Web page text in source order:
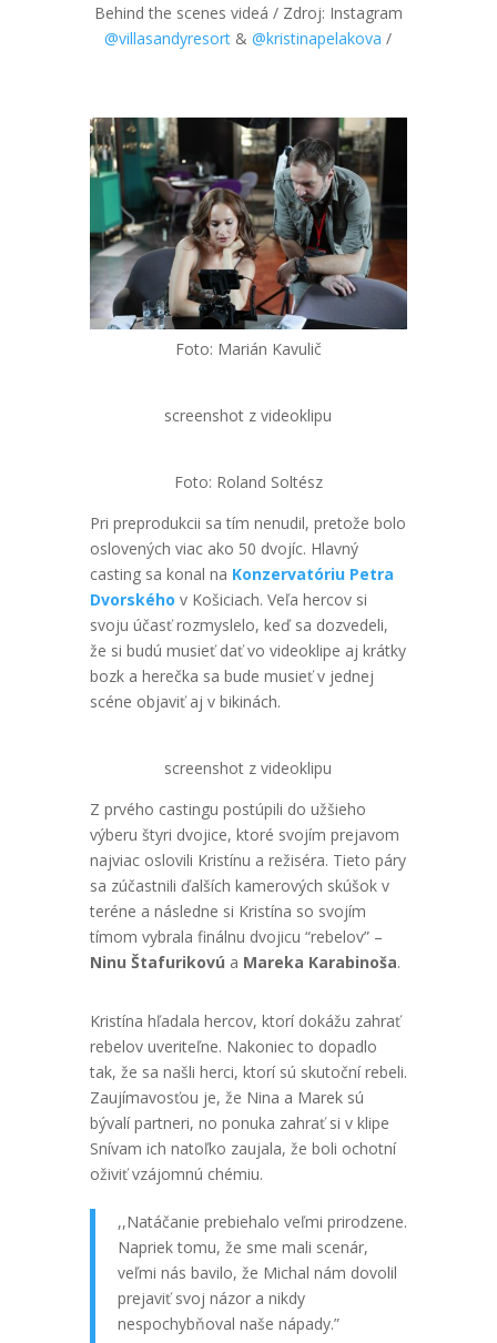
Behind the scenes videá / Zdroj: Instagram
@villasandyresort &@kristinapelakova /
Foto: Marián Kavulič
screenshot z videoklipu
Foto: Roland Soltész
Pri preprodukcii sa tím nenudil, pretože bolo
oslovených viac ako 50 dvojíc. Hlavný
casting sa konal na Konzervatóriu Petra
Dvorského v Košiciach. Veľa hercov si
svoju účasť rozmyslelo, keď sa dozvedeli,
že si budú musieť dať vo videoklipe aj krátky
bozk a herečka sa bude musieť v jednej
scéne objaviť aj v bikinách.
screenshot z videoklipu
Z prvého castingu postúpili do užšieho
výberu štyri dvojice, ktoré svojím prejavom
najviac oslovili Kristínu a režiséra. Tieto páry
sa zúčastnili ďalších kamerových skúšok v
teréne a následne si Kristína so svojím
tímom vybrala finálnu dvojicu “rebelov” –
Ninu Štafurikovú a Mareka Karabinoša.
Kristína hľadala hercov, ktorí dokážu zahrať
rebelov uveriteľne. Nakoniec to dopadlo
tak, že sa našli herci, ktorí sú skutoční rebeli.
Zaujímavosťou je, že Nina a Marek sú
bývalí partneri, no ponuka zahrať si v klipe
Snívam ich natoľko zaujala, že boli ochotní
oživiť vzájomnú chémiu.
,,Natáčanie prebiehalo veľmi prirodzene.
Napriek tomu, že sme mali scenár,
veľmi nás bavilo, že Michal nám dovolil
prejaviť svoj názor a nikdy
nespochybňoval naše nápady.”